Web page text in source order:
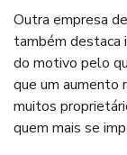
Outra empresa
também destaca
do motivo pelo
que um aumento
muitos
quem mais se